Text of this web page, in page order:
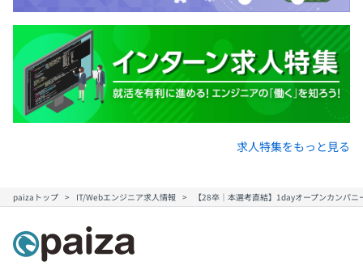
求人特集をもっと見る
paizaトップ IT/Webエンジニア求人情報 【28卒｜本選考直結】1dayオープンカンパ